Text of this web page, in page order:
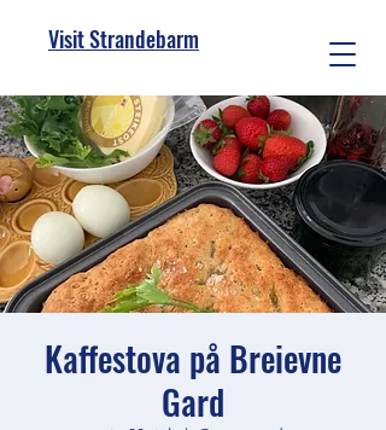
Visit Strandebarm
Kaffestova på Breievne
Gard